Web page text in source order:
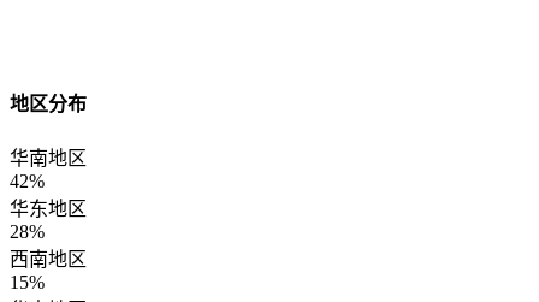
地区分布
华南地区
42%
华东地区
28%
西南地区
15%